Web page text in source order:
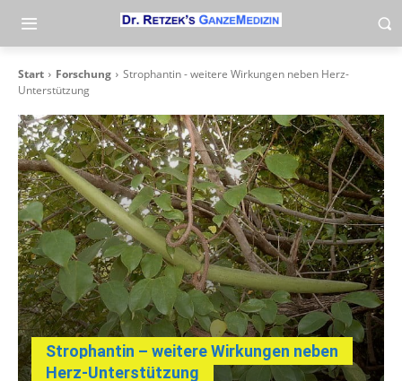
Start Forschung
Strophantin - weitere Wirkungen neben Herz-
Unterstützung
Strophantin – weitere Wirkungen neben
Herz-Unterstützung